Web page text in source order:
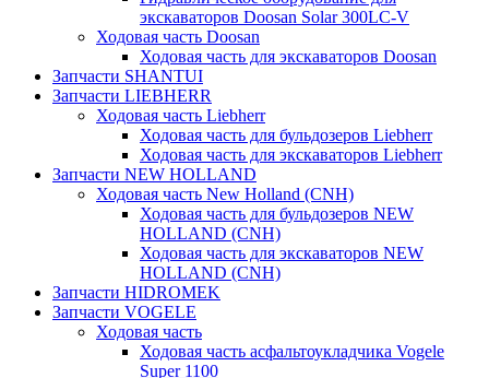
экскаваторов Doosan Solar 300LC-V
Ходовая часть Doosan
Ходовая часть для экскаваторов Doosan
Запчасти SHANTUI
Запчасти LIEBHERR
Ходовая часть Liebherr
Ходовая часть для бульдозеров Liebherr
Ходовая часть для экскаваторов Liebherr
Запчасти NEW HOLLAND
Ходовая часть New Holland (CNH)
Ходовая часть для бульдозеров NEW
HOLLAND (CNH)
Ходовая часть для экскаваторов NEW
HOLLAND (CNH)
Запчасти HIDROMEK
Запчасти VOGELE
Ходовая часть
Ходовая часть асфальтоукладчика Vogele
Super 1100